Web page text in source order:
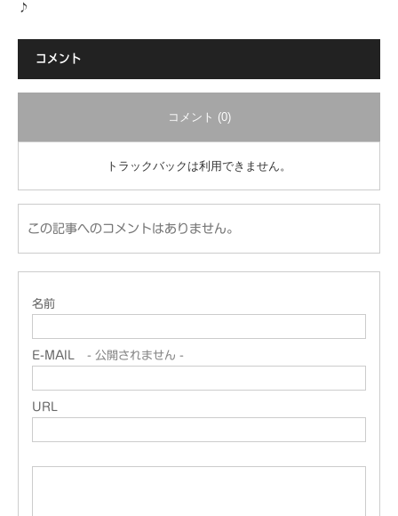
♪
コメント
コメント (0)
トラックバックは利用できません。
この記事へのコメントはありません。
名前
E-MAIL - 公開されません -
URL